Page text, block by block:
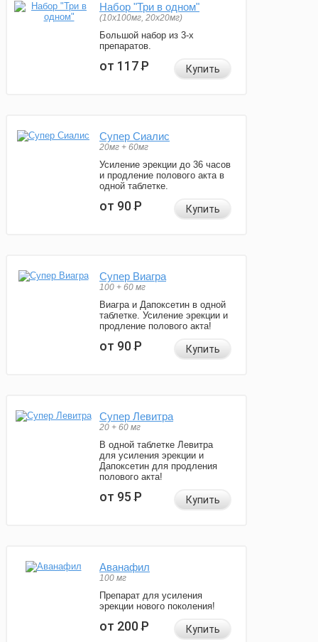
Набор "Три в одном"
(10x100мг, 20x20мг)
Большой набор из 3-х
препаратов.
от 117Р Купить
Супер Сиалис
20мг + 60мг
Усиление эрекции до 36 часов
и продление полового акта в
одной таблетке.
от 90Р Купить
Супер Виагра
100 + 60 мг
Виагра и Дапоксетин в одной
таблетке. Усиление эрекции и
продление полового акта!
от 90Р Купить
Супер Левитра
20 + 60 мг
В одной таблетке Левитра
для усиления эрекции и
Дапоксетин для продления
полового акта!
от 95Р Купить
Аванафил
100 мг
Препарат для усиления
эрекции нового поколения!
от 200Р Купить